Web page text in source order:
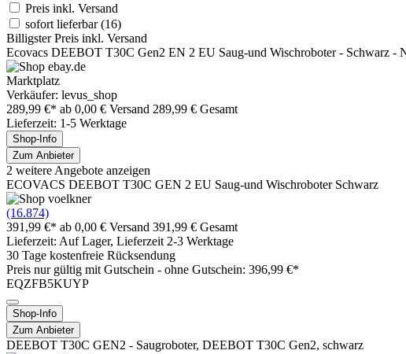
Preis inkl. Versand
sofort lieferbar(16)
Billigster Preis inkl. Versand
Ecovacs DEEBOT T30C Gen2 EN 2 EU Saug-und Wischroboter - Schwarz -
Marktplatz
Verkäufer: levus_shop
289,99 €* ab 0,00 € Versand 289,99 € Gesamt
Lieferzeit: 1-5 Werktage
Shop-Info
Zum Anbieter
2 weitere Angebote anzeigen
ECOVACS DEEBOT T30C GEN 2 EU Saug-und Wischroboter Schwarz
(16.874)
391,99 €* ab 0,00 € Versand 391,99 € Gesamt
Lieferzeit: Auf Lager, Lieferzeit 2-3 Werktage
30 Tage kostenfreie Rücksendung
Preis nur gültig mit Gutschein - ohne Gutschein: 396,99 €*
EQZFB5KUYP
Shop-Info
Zum Anbieter
DEEBOT T30C GEN2 - Saugroboter, DEEBOT T30C Gen2, schwarz